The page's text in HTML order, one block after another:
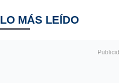
LO MÁS LEÍDO